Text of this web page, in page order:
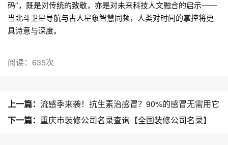
码”，既是对传统的致敬，亦是对未来科技人文融合的启示——
当北斗卫星导航与古人星象智慧同频，人类对时间的掌控将更
具诗意与深度。
阅读：635次
上一篇： 流感季来袭！抗生素治感冒？90%的感冒无需用它
下一篇： 重庆市装修公司名录查询【全国装修公司名录】